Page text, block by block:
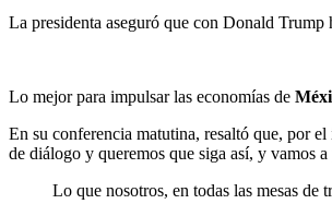
La presidenta aseguró que con Donald
Lo mejor para impulsar las economías de
En su conferencia matutina, resaltó que, por
de diálogo y queremos que siga así, y vamos
Lo que nosotros, en todas las mesas de